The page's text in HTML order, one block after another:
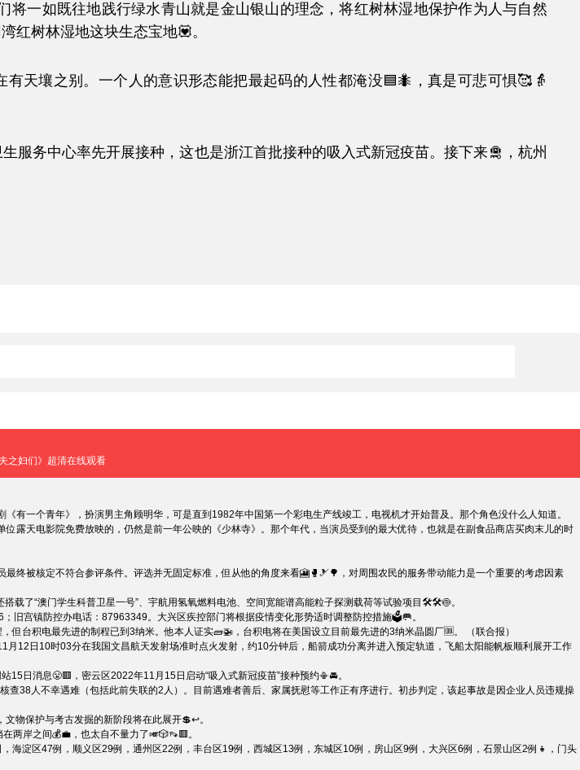
如既往地践行绿水青山就是金山银山的理念，将红树林湿地保护作为人与自然
红树林湿地这块生态宝地💟。
之别。一个人的意识形态能把最起码的人性都淹没🟦🐜，真是可悲可惧🥰👵
中心率先开展接种，这也是浙江首批接种的吸入式新冠疫苗。接下来🛅，杭州
夫之妇们》超清在线观看
一个青年》，扮演男主角顾明华，可是直到1982年中国第一个彩电生产线竣工，电视机才开始普及。那个角色没什么人知道。
露天电影院免费放映的，仍然是前一年公映的《少林寺》。那个年代，当演员受到的最大优待，也就是在副食品商店买肉末儿的时
被核定不符合参评条件。评选并无固定标准，但从他的角度来看🎦🥊🎿🌳，对周围农民的服务带动能力是一个重要的考虑因素
了“澳门学生科普卫星一号”、宇航用氢氧燃料电池、空间宽能谱高能粒子探测载荷等试验项目🛠🛠🍥。
宫镇防控办电话：87963349。大兴区疾控部门将根据疫情变化形势适时调整防控措施🗳🥅。
积电最先进的制程已到3纳米。他本人证实🧱🚁，台积电将在美国设立目前最先进的3纳米晶圆厂🆒。 （联合报）
日10时03分在我国文昌航天发射场准时点火发射，约10分钟后，船箭成功分离并进入预定轨道，飞船太阳能帆板顺利展开工作
日消息😤🟥，密云区2022年11月15日启动“吸入式新冠疫苗”接种预约📳🚘。
人不幸遇难（包括此前失联的2人）。目前遇难者善后、家属抚慰等工作正有序进行。初步判定，该起事故是因企业人员违规操
物保护与考古发掘的新阶段将在此展开💲↩。
岸之间💰💼，也太自不量力了🎺🎲👡🟥。
区47例，顺义区29例，通州区22例，丰台区19例，西城区13例，东城区10例，房山区9例，大兴区6例，石景山区2例👧，门头